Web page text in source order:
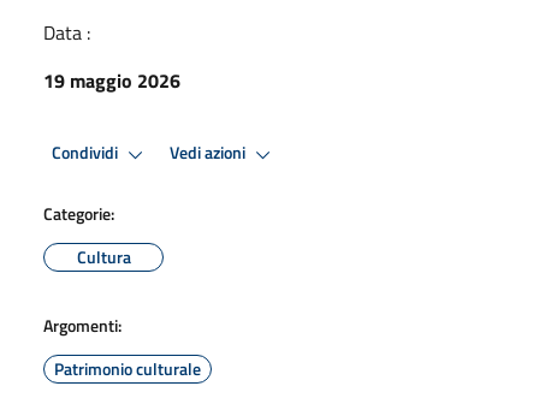
Data :
19 maggio 2026
Condividi Vedi azioni
Categorie:
Cultura
Argomenti:
Patrimonio culturale